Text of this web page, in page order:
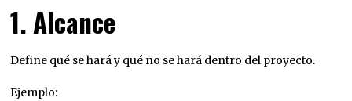
1. Alcance
Define qué se hará y qué no se hará dentro del proyecto.
Ejemplo: